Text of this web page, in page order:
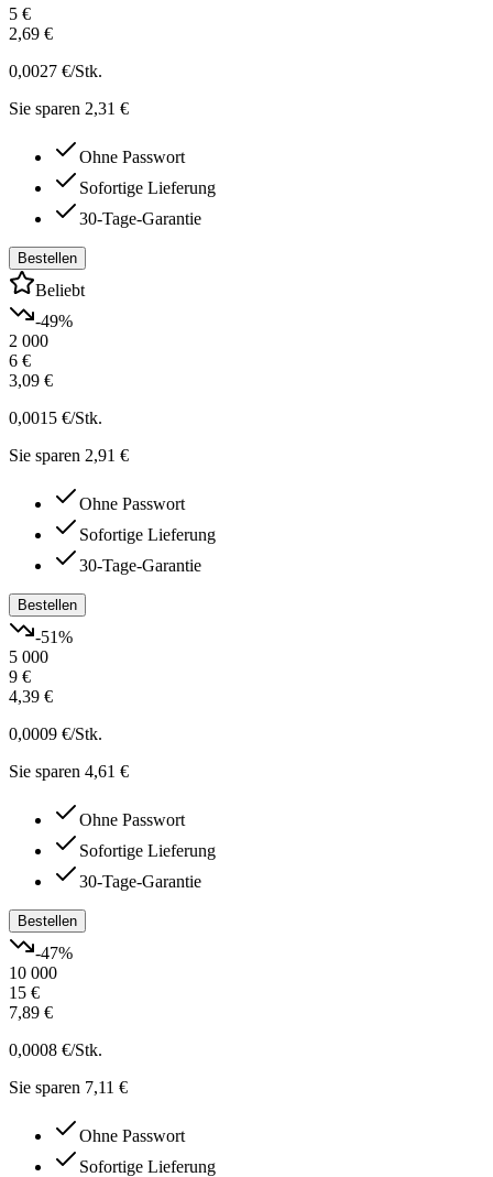
5 €
2,69 €
0,0027 €/Stk.
Sie sparen 2,31 €
Ohne Passwort
Sofortige Lieferung
30-Tage-Garantie
Bestellen
Beliebt
-49%
2 000
6 €
3,09 €
0,0015 €/Stk.
Sie sparen 2,91 €
Ohne Passwort
Sofortige Lieferung
30-Tage-Garantie
Bestellen
-51%
5 000
9 €
4,39 €
0,0009 €/Stk.
Sie sparen 4,61 €
Ohne Passwort
Sofortige Lieferung
30-Tage-Garantie
Bestellen
-47%
10 000
15 €
7,89 €
0,0008 €/Stk.
Sie sparen 7,11 €
Ohne Passwort
Sofortige Lieferung